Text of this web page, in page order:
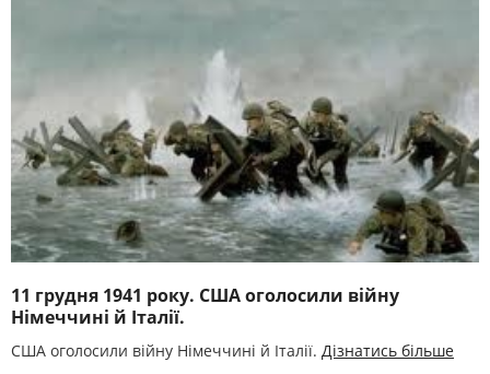
11 грудня 1941 року. США оголосили війну
Німеччині й Італії.
США оголосили війну Німеччині й Італії. Дізнатись більше